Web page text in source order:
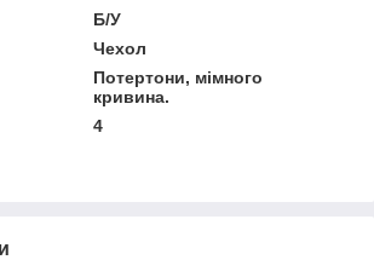
Б/У
Чехол
Потертони, мімного
кривина.
4